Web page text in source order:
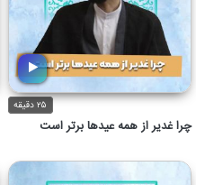
۲۵ دقیقه
چرا غدیر از همه عیدها برتر است